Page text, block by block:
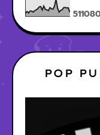
51108
POP